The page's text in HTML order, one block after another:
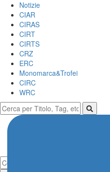
Notizie
CIAR
CIRAS
CIRT
CIRTS
CRZ
ERC
Monomarca&Trofei
CIRC
WRC